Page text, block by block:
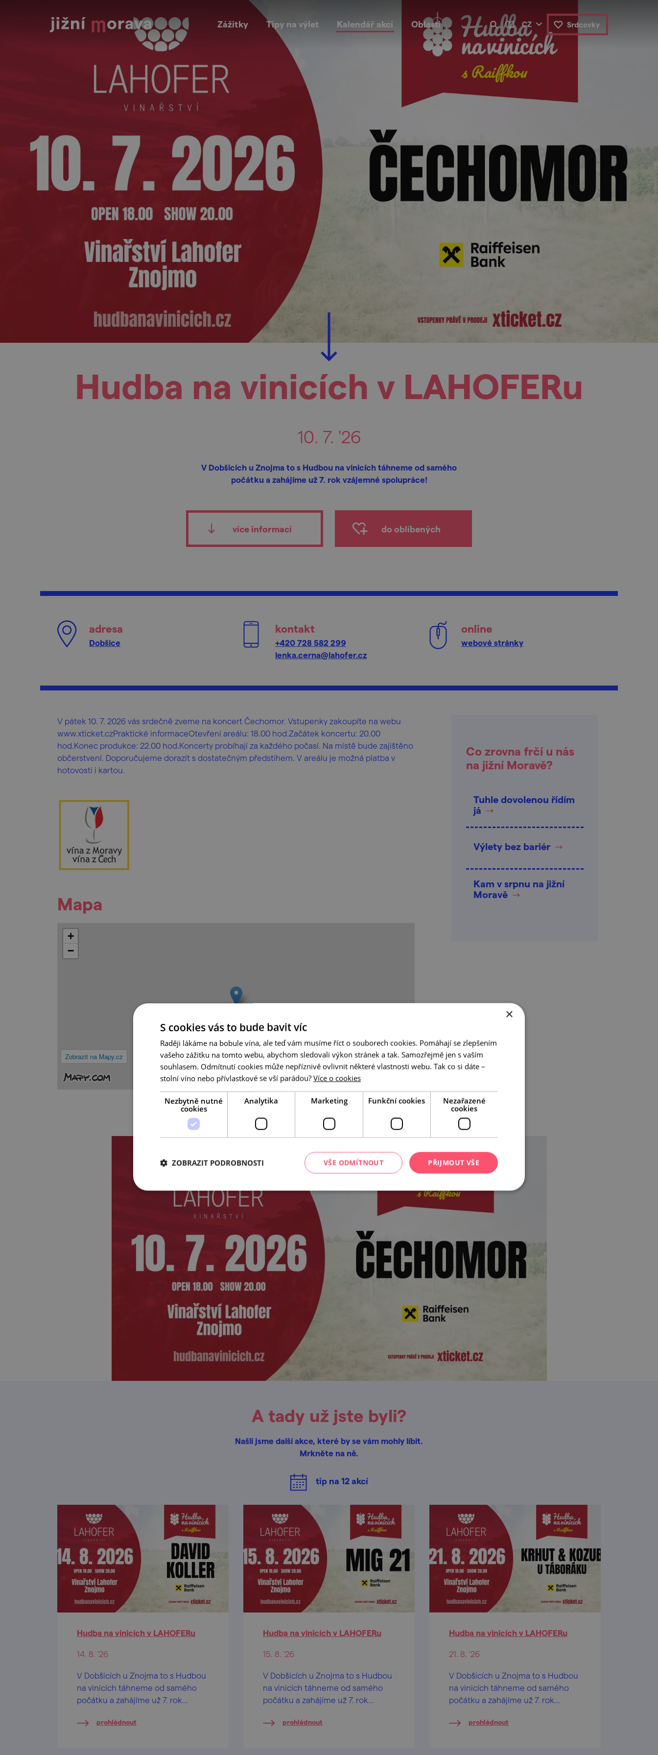
Zážitky Tipy na výlet Kalendář akcí Oblasti CZ Srdcovky
Hudba na vinicích v LAHOFERu
10. 7. '26
V Dobšicích u Znojma to s Hudbou na vinicích táhneme od samého
počátku a zahájíme už 7. rok vzájemné spolupráce!
více informací do oblíbených
adresa
Dobšice
kontakt
+420 728 582 299
lenka.cerna@lahofer.cz
online
webové stránky
V pátek 10. 7. 2026 vás srdečně zveme na koncert Čechomor. Vstupenky zakoupíte na webu
www.xticket.czPraktické informaceOtevření areálu: 18.00 hod.Začátek koncertu: 20.00
hod.Konec produkce: 22.00 hod.Koncerty probíhají za každého počasí. Na místě bude zajištěno
občerstvení. Doporučujeme dorazit s dostatečným předstihem. V areálu je možná platba v
hotovosti i kartou.
Mapa
Zobrazit na Mapy.cz
+
−
Co zrovna frčí u nás
na jižní Moravě?
Tuhle dovolenou řídím
já
Výlety bez bariér
Kam v srpnu na jižní
Moravě
A tady už jste byli?
Našli jsme další akce, které by se vám mohly líbit.
Mrkněte na ně.
tip na 12akcí
Hudba na vinicích v LAHOFERu
14. 8. '26
V Dobšicích u Znojma to s Hudbou
na vinicích táhneme od samého
počátku a zahájíme už 7. rok
prohlédnout
Hudba na vinicích v LAHOFERu
15. 8. '26
V Dobšicích u Znojma to s Hudbou
na vinicích táhneme od samého
počátku a zahájíme už 7. rok
prohlédnout
Hudba na vinicích v LAHOFERu
21. 8. '26
V Dobšicích u Znojma to s Hudbou
na vinicích táhneme od samého
počátku a zahájíme už 7. rok
prohlédnout
×
S cookies vás to bude bavit víc
Raději lákáme na bobule vína, ale teď vám musíme říct o souborech cookies. Pomáhají se zlepšením
vašeho zážitku na tomto webu, abychom sledovali výkon stránek a tak. Samozřejmě jen s vaším
souhlasem. Odmítnutí cookies může nepříznivě ovlivnit některé vlastnosti webu. Tak co si dáte –
stolní víno nebo přívlastkové se vší parádou? Více o cookies
Nezbytně nutné
cookies
Analytika Marketing Funkční cookies
Nezařazené
cookies
PŘIJMOUT VŠE
VŠE ODMÍTNOUT
ZOBRAZIT PODROBNOSTI